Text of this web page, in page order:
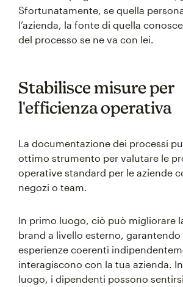
Sfortunatamente, se quella
l’azienda, la fonte di quella
del processo se ne va con lei.
Stabilisce misure per
l'efficienza operativa
La documentazione dei processi
ottimo strumento per valutare le
operative standard per le aziende
negozi o team.
In primo luogo, ciò può migliorare
brand a livello esterno, garantendo
esperienze coerenti
interagiscono con la tua azienda.
luogo, i dipendenti possono